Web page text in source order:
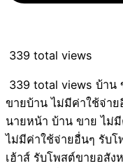
339 total views
339 total views บ้าน
ขายบ้าน ไม่มีค่าใช้จ่า
นายหน้า บ้าน ขาย ไม่
ไม่มีค่าใช้จ่ายอื่นๆ รับ
เฮ้าส์ รับโพสต์ขายอสั